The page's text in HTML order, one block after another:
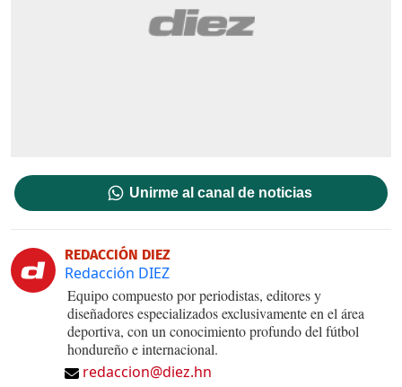
Unirme al canal de noticias
REDACCIÓN DIEZ
Redacción DIEZ
Equipo compuesto por periodistas, editores y
diseñadores especializados exclusivamente en el área
deportiva, con un conocimiento profundo del fútbol
hondureño e internacional.
redaccion@diez.hn